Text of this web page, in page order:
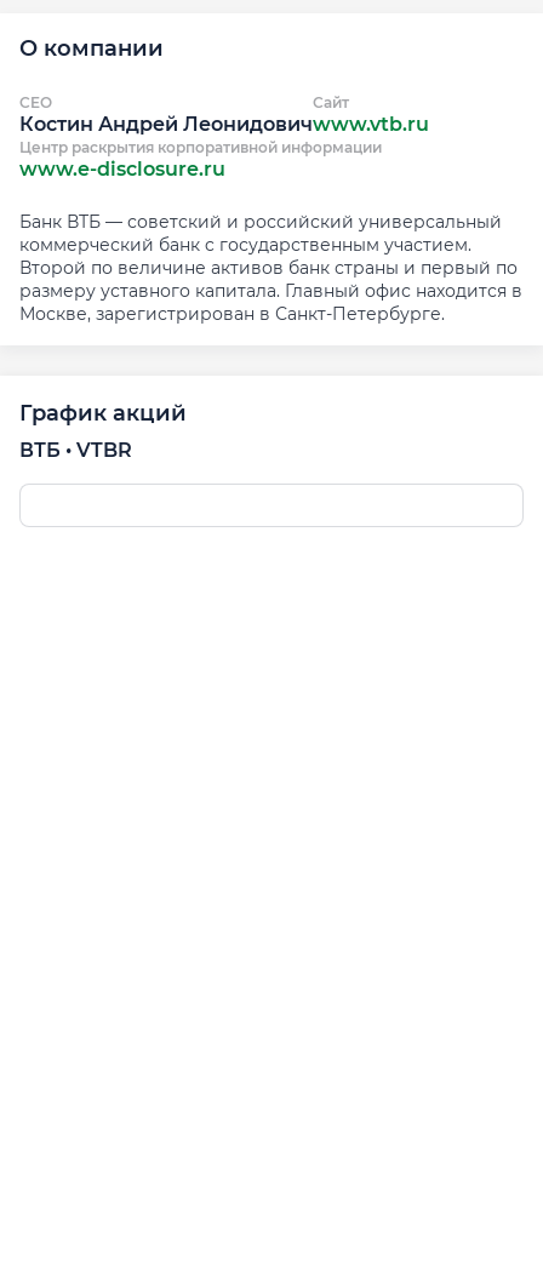
О компании
CEO
Костин Андрей Леонидович
Сайт
www.vtb.ru
Центр раскрытия корпоративной информации
www.e-disclosure.ru
Банк ВТБ — советский и российский универсальный
коммерческий банк c государственным участием.
Второй по величине активов банк страны и первый по
размеру уставного капитала. Главный офис находится в
Москве, зарегистрирован в Санкт-Петербурге.
График акций
ВТБ • VTBR